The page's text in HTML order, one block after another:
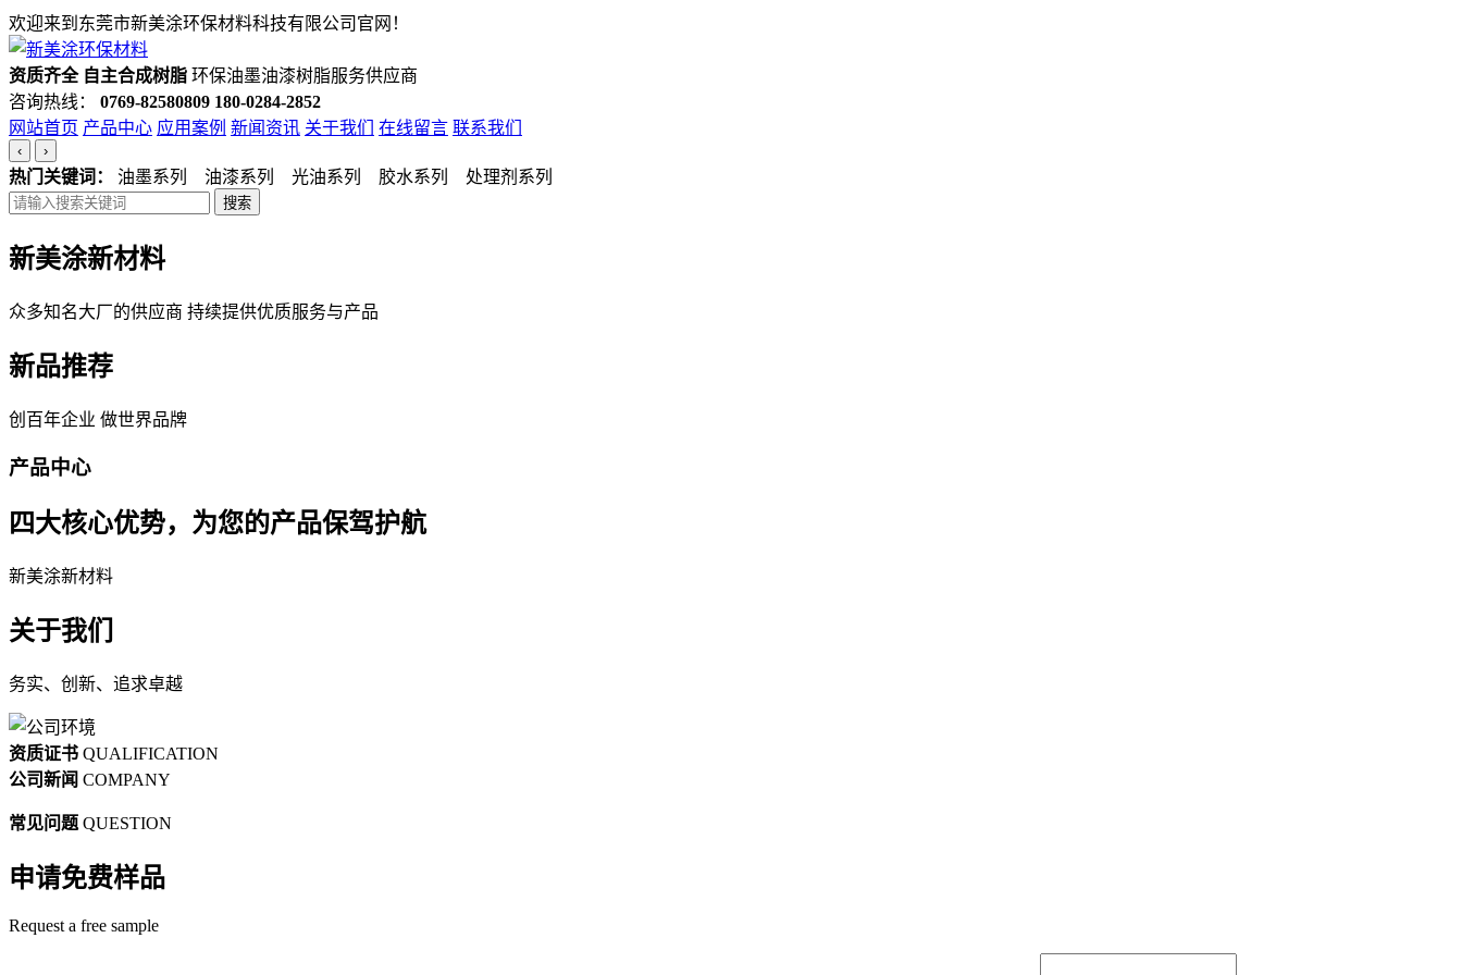
欢迎来到东莞市新美涂环保材料科技有限公司官网！
资质齐全 自主合成树脂 环保油墨油漆树脂服务供应商
咨询热线：
0769-82580809 180-0284-2852
网站首页 产品中心 应用案例 新闻资讯 关于我们 在线留言 联系我们
‹ ›
热门关键词： 油墨系列 油漆系列 光油系列 胶水系列 处理剂系列
搜索
新美涂新材料
众多知名大厂的供应商 持续提供优质服务与产品
新品推荐
创百年企业 做世界品牌
产品中心
四大核心优势，为您的产品保驾护航
新美涂新材料
关于我们
务实、创新、追求卓越
资质证书 QUALIFICATION
公司新闻 COMPANY
常见问题 QUESTION
申请免费样品
Request a free sample